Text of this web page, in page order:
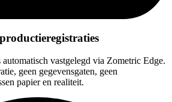
vastgelegd via Zometric Edge.
geen gegevensgaten, geen
papier en realiteit.